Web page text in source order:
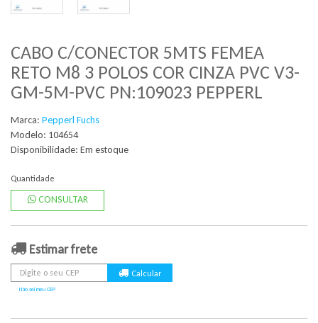
CABO C/CONECTOR 5MTS FEMEA
RETO M8 3 POLOS COR CINZA PVC V3-
GM-5M-PVC PN:109023 PEPPERL
Marca: Pepperl Fuchs
Modelo: 104654
Disponibilidade: Em estoque
Quantidade
CONSULTAR
Estimar frete
Não sei meu CEP